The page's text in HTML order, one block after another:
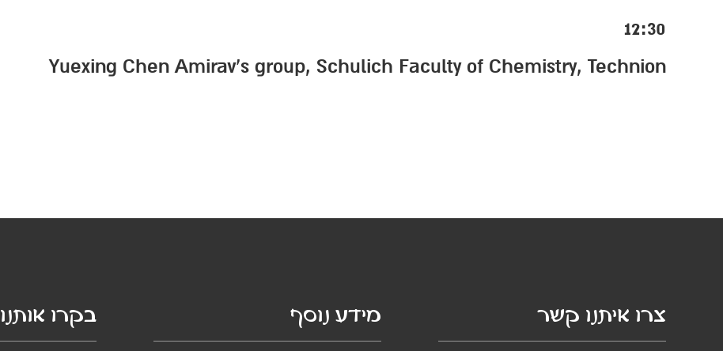
12:30
Yuexing Chen Amirav’s group, Schulich Faculty of Chemistry, Technion
צרו איתנו קשר מידע נוסף בקרו אותנו